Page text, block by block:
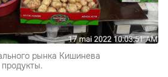
рынка Кишинева